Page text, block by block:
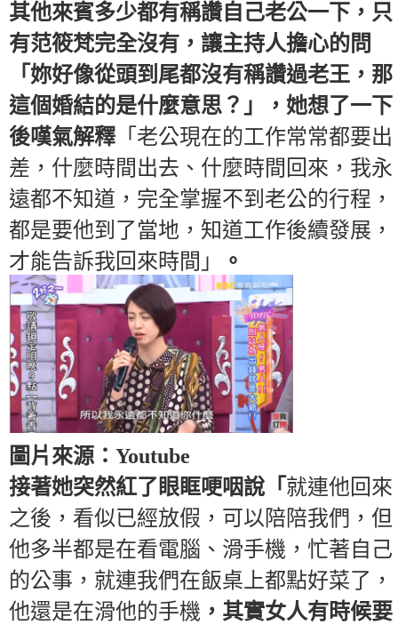
其他來賓多少都有稱讚自己老公一下，只
有范筱梵完全沒有，讓主持人擔心的問
「妳好像從頭到尾都沒有稱讚過老王，那
這個婚結的是什麼意思？」，她想了一下
後嘆氣解釋 「老公現在的工作常常都要出
差，什麼時間出去、什麼時間回來，我永
遠都不知道，完全掌握不到老公的行程，
都是要他到了當地，知道工作後續發展，
才能告訴我回來時間」
。
圖片來源：Youtube
接著她突然紅了眼眶哽咽說「 就連他回來
之後，看似已經放假，可以陪陪我們，但
他多半都是在看電腦、滑手機，忙著自己
的公事，就連我們在飯桌上都點好菜了，
他還是在滑他的手機 ，其實女人有時候要